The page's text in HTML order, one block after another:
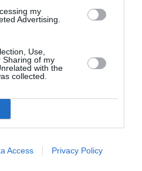
my
Advertising.
Use,
Sharing of my
with the
collected.
Access Privacy Policy
να με παρακολουθεί με
παρελθόν, ο
ήταν σκληρός. Ήθελαν
και να βρουν κάτι που
για πάντα».
με την πάροδο του
αλλάξει.